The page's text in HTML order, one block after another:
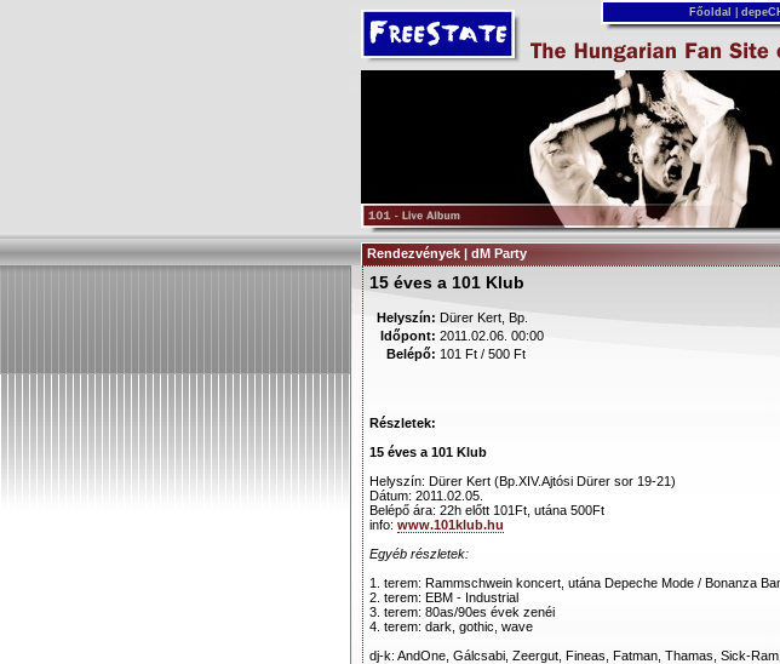
Főoldal
Rendezvények | dM Party
15 éves a 101 Klub
Helyszín: Dürer Kert, Bp.
Időpont: 2011.02.06. 00:00
Belépő: 101 Ft / 500 Ft
Részletek:
15 éves a 101 Klub
Helyszín: Dürer Kert (Bp.XIV.Ajtósi Dürer sor 19-21)
Dátum: 2011.02.05.
Belépő ára: 22h előtt 101Ft, utána 500Ft
info: www.101klub.hu
Egyéb részletek:
1. terem: Rammschwein koncert, utána Depeche Mode / Bonanza
2. terem: EBM - Industrial
3. terem: 80as/90es évek zenéi
4. terem: dark, gothic, wave
dj-k: AndOne, Gálcsabi, Zeergut, Fineas, Fatman, Thamas, Sick-